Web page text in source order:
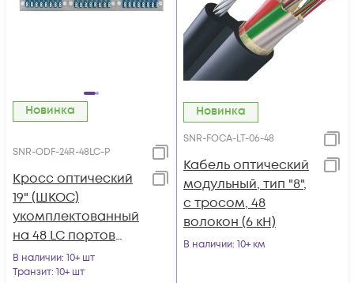
Новинка
SNR-ODF-24R-48LC-P
Кросс оптический
19" (ШКОС)
укомплектованный
на 48 LC портов
(комплект с
розетками и
В наличии: 10+ шт
Транзит: 10+ шт
Новинка
SNR-FOCA-LT-06-48
Кабель оптический
модульный, тип "8",
с тросом, 48
волокон (6 кН)
В наличии: 10+ км